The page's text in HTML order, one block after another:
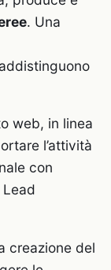
. Una
web, in linea
l’attività
con
creazione del